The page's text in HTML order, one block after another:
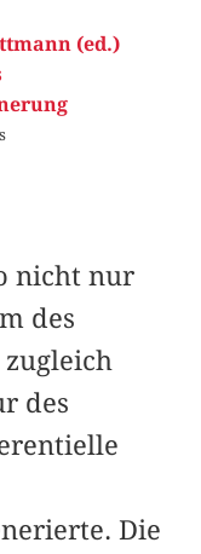
(ed.)
nicht nur
des
zugleich
des
Die